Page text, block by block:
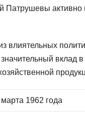
Патрушевы
вклад
1962 года